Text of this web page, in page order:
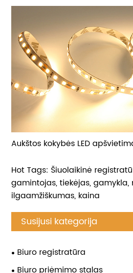
Aukštos kokybės LED
Hot Tags: Šiuolaikinė
gamintojas, tiekėjas, gamykla,
ilgaamžiškumas, kaina
Susijusi kategorija
Biuro registratūra
Biuro priėmimo stalas